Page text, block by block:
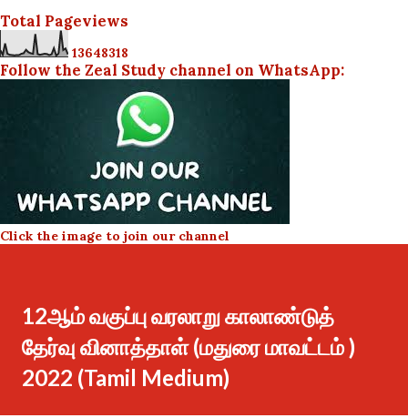
Total Pageviews
13648318
Follow the Zeal Study channel on WhatsApp:
Click the image to join our channel
12ஆம் வகுப்பு வரலாறு காலாண்டுத்
தேர்வு வினாத்தாள் (மதுரை மாவட்டம் )
2022 (Tamil Medium)